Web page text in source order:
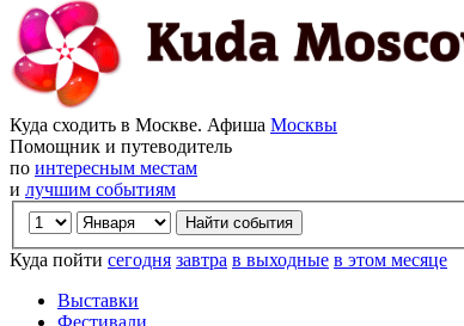
Куда сходить в Москве. Афиша Москвы
Помощник и путеводитель
по интересным местам
и лучшим событиям
Куда пойти сегодня завтра в выходные в этом месяце
Выставки
Фестивали